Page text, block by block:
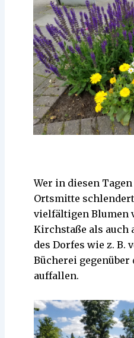
Wer in diesen
Ortsmitte
vielfältigen Blumen
Kirchstaße als auch
des Dorfes wie z. B.
Bücherei gegenüber
auffallen.